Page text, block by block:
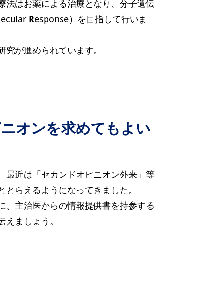
法はお薬による治療となり、分子遺伝
Response）を目指して行いま
が進められています。
オンを求めてもよい
最近は「セカンドオピニオン外来」等
らえるようになってきました。
、主治医からの情報提供書を持参する
ましょう。